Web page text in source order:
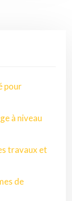
pour
à niveau
travaux et
de